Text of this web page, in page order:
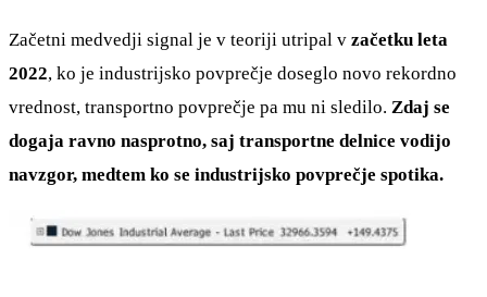
Začetni medvedji signal je v teoriji utripal v začetku leta
2022, ko je industrijsko povprečje doseglo novo rekordno
vrednost, transportno povprečje pa mu ni sledilo. Zdaj se
dogaja ravno nasprotno, saj transportne delnice vodijo
navzgor, medtem ko se industrijsko povprečje spotika.